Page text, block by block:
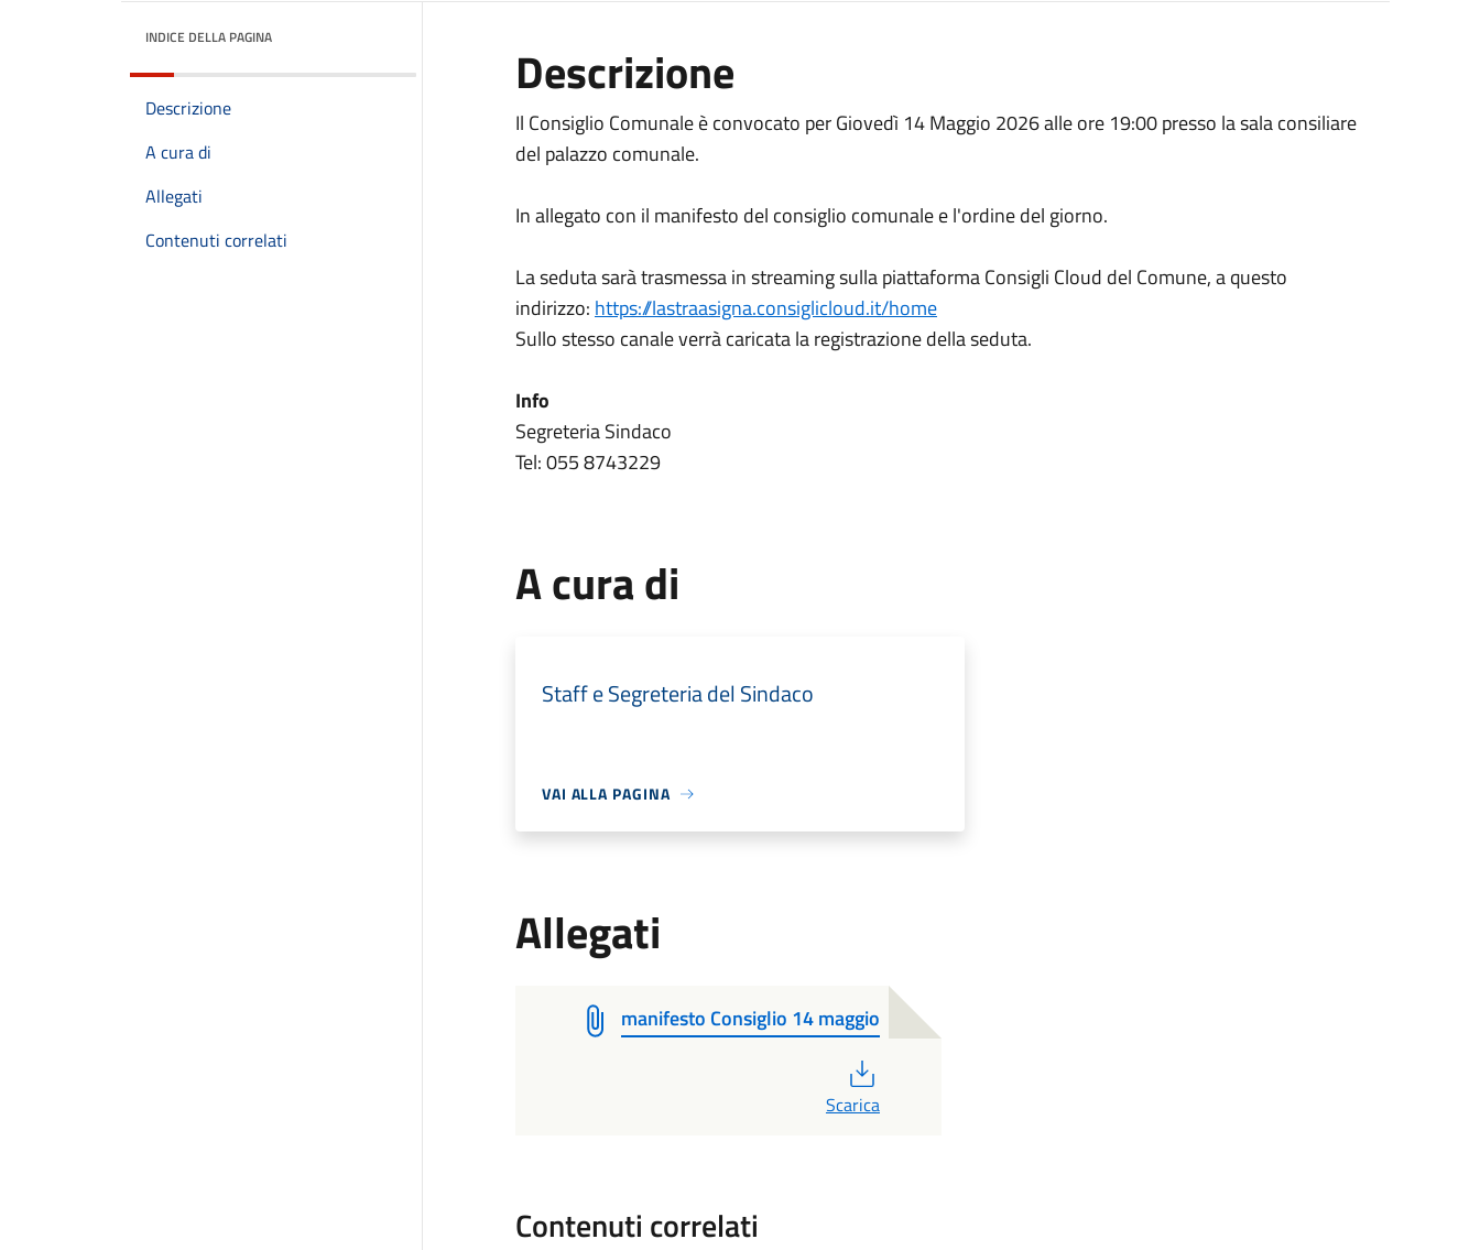
INDICE DELLA PAGINA
Descrizione
A cura di
Allegati
Contenuti correlati
Descrizione
Il Consiglio Comunale è convocato per Giovedì 14 Maggio 2026 alle ore 19:00 presso la sala consiliare
del palazzo comunale.
In allegato con il manifesto del consiglio comunale e l'ordine del giorno.
La seduta sarà trasmessa in streaming sulla piattaforma Consigli Cloud del Comune, a questo
indirizzo: https://lastraasigna.consiglicloud.it/home
Sullo stesso canale verrà caricata la registrazione della seduta.
Info
Segreteria Sindaco
Tel: 055 8743229
A cura di
Staff e Segreteria del Sindaco
VAI ALLA PAGINA
Allegati
manifesto Consiglio 14 maggio
Scarica
Contenuti correlati